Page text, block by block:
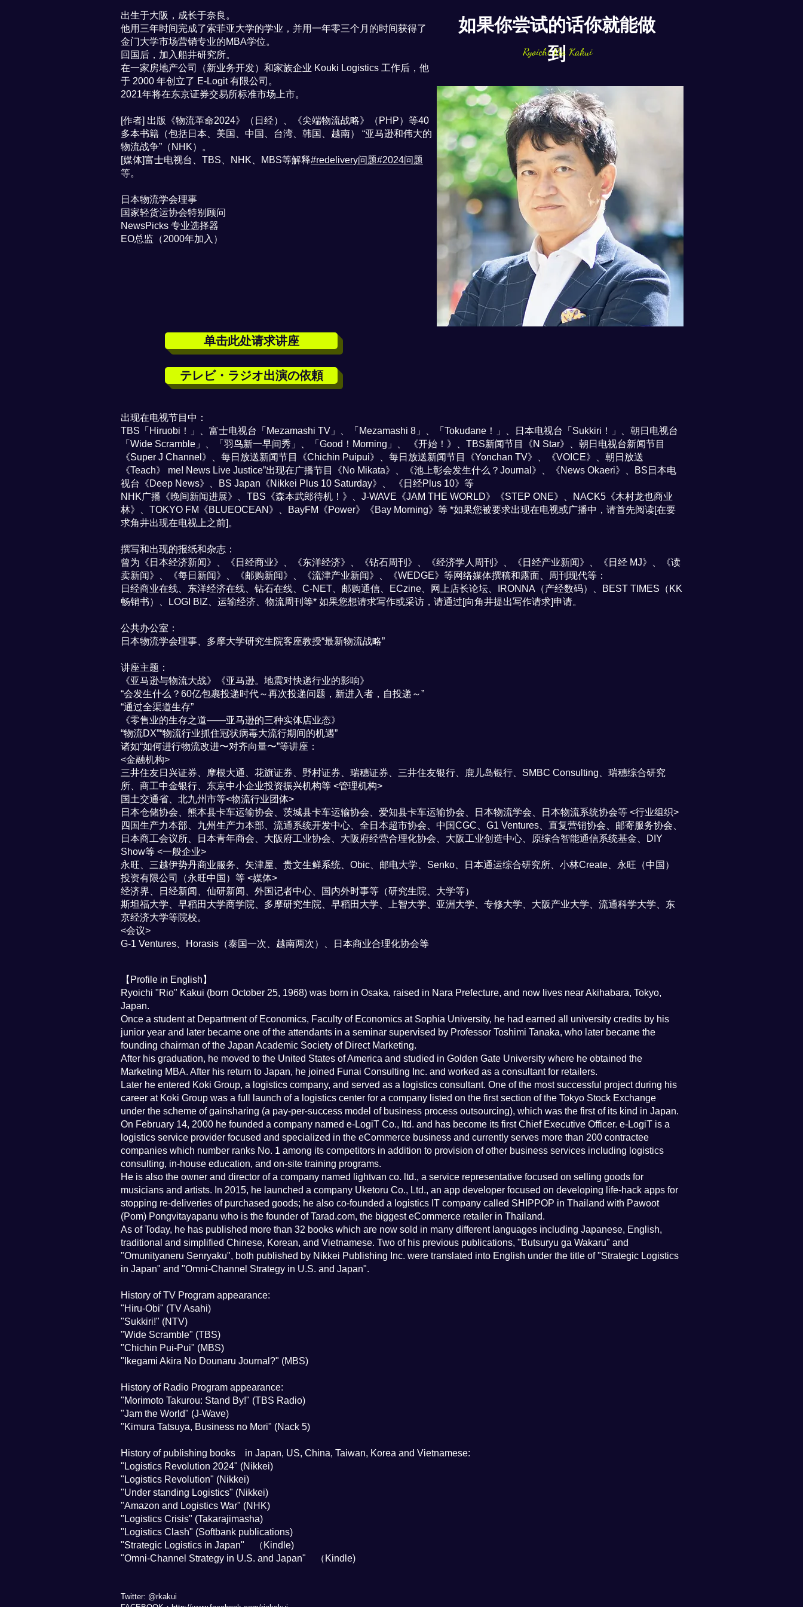
出生于大阪，成长于奈良。
他用三年时间完成了索菲亚大学的学业，并用一年零三个月的时间获得了
金门大学市场营销专业的MBA学位。
回国后，加入船井研究所。
在一家房地产公司（新业务开发）和家族企业 Kouki Logistics 工作后，他
于 2000 年创立了 E-Logit 有限公司。
2021年将在东京证券交易所标准市场上市。
[作者] 出版《物流革命2024》（日经）、《尖端物流战略》（PHP）等40
多本书籍（包括日本、美国、中国、台湾、韩国、越南） “亚马逊和伟大的
物流战争”（NHK）。
[媒体]富士电视台、TBS、NHK、MBS等解释#redelivery问题#2024问题
等。
日本物流学会理事
国家轻货运协会特别顾问
NewsPicks 专业选择器
EO总监（2000年加入）
如果你尝试的话你就能做
到
Ryoichi Rio Kakui
单击此处请求讲座
テレビ・ラジオ出演の依頼
出现在电视节目中：
TBS「Hiruobi！」、富士电视台「Mezamashi TV」、「Mezamashi 8」、「Tokudane！」、日本电视台「Sukkiri！」、朝日电视台
「Wide Scramble」、「羽鸟新一早间秀」、「Good！Morning」、 《开始！》、TBS新闻节目《N Star》、朝日电视台新闻节目
《Super J Channel》、每日放送新闻节目《Chichin Puipui》、每日放送新闻节目《Yonchan TV》、《VOICE》、朝日放送
《Teach》 me! News Live Justice”出现在广播节目《No Mikata》、《池上彰会发生什么？Journal》、《News Okaeri》、BS日本电
视台《Deep News》、BS Japan《Nikkei Plus 10 Saturday》、 《日经Plus 10》等
NHK广播《晚间新闻进展》、TBS《森本武郎待机！》、J-WAVE《JAM THE WORLD》《STEP ONE》、NACK5《木村龙也商业
林》、TOKYO FM《BLUEOCEAN》、BayFM《Power》《Bay Morning》等 *如果您被要求出现在电视或广播中，请首先阅读[在要
求角井出现在电视上之前]。
撰写和出现的报纸和杂志：
曾为《日本经济新闻》、《日经商业》、《东洋经济》、《钻石周刊》、《经济学人周刊》、《日经产业新闻》、《日经 MJ》、《读
卖新闻》、《每日新闻》、《邮购新闻》、《流津产业新闻》、《WEDGE》等网络媒体撰稿和露面、周刊现代等：
日经商业在线、东洋经济在线、钻石在线、C-NET、邮购通信、ECzine、网上店长论坛、IRONNA（产经数码）、BEST TIMES（KK
畅销书）、LOGI BIZ、运输经济、物流周刊等* 如果您想请求写作或采访，请通过[向角井提出写作请求]申请。
公共办公室：
日本物流学会理事、多摩大学研究生院客座教授“最新物流战略”
讲座主题：
《亚马逊与物流大战》《亚马逊。地震对快递行业的影响》
“会发生什么？60亿包裹投递时代～再次投递问题，新进入者，自投递～”
“通过全渠道生存”
《零售业的生存之道——亚马逊的三种实体店业态》
“物流DX”“物流行业抓住冠状病毒大流行期间的机遇”
诸如“如何进行物流改进〜对齐向量〜”等讲座：
<金融机构>
三井住友日兴证券、摩根大通、花旗证券、野村证券、瑞穗证券、三井住友银行、鹿儿岛银行、SMBC Consulting、瑞穗综合研究
所、商工中金银行、东京中小企业投资振兴机构等 <管理机构>
国土交通省、北九州市等<物流行业团体>
日本仓储协会、熊本县卡车运输协会、茨城县卡车运输协会、爱知县卡车运输协会、日本物流学会、日本物流系统协会等 <行业组织>
四国生产力本部、九州生产力本部、流通系统开发中心、全日本超市协会、中国CGC、G1 Ventures、直复营销协会、邮寄服务协会、
日本商工会议所、日本青年商会、大阪府工业协会、大阪府经营合理化协会、大阪工业创造中心、原综合智能通信系统基金、DIY
Show等 <一般企业>
永旺、三越伊势丹商业服务、矢津屋、贵文生鲜系统、Obic、邮电大学、Senko、日本通运综合研究所、小林Create、永旺（中国）
投资有限公司（永旺中国）等 <媒体>
经济界、日经新闻、仙研新闻、外国记者中心、国内外时事等（研究生院、大学等）
斯坦福大学、早稻田大学商学院、多摩研究生院、早稻田大学、上智大学、亚洲大学、专修大学、大阪产业大学、流通科学大学、东
京经济大学等院校。
<会议>
G-1 Ventures、Horasis（泰国一次、越南两次）、日本商业合理化协会等
​【Profile in English】
Ryoichi "Rio" Kakui (born October 25, 1968) was born in Osaka, raised in Nara Prefecture, and now lives near Akihabara, Tokyo,
Japan.
Once a student at Department of Economics, Faculty of Economics at Sophia University, he had earned all university credits by his
junior year and later became one of the attendants in a seminar supervised by Professor Toshimi Tanaka, who later became the
founding chairman of the Japan Academic Society of Direct Marketing.
After his graduation, he moved to the United States of America and studied in Golden Gate University where he obtained the
Marketing MBA. After his return to Japan, he joined Funai Consulting Inc. and worked as a consultant for retailers.
Later he entered Koki Group, a logistics company, and served as a logistics consultant. One of the most successful project during his
career at Koki Group was a full launch of a logistics center for a company listed on the first section of the Tokyo Stock Exchange
under the scheme of gainsharing (a pay-per-success model of business process outsourcing), which was the first of its kind in Japan.
On February 14, 2000 he founded a company named e-LogiT Co., ltd. and has become its first Chief Executive Officer. e-LogiT is a
logistics service provider focused and specialized in the eCommerce business and currently serves more than 200 contractee
companies which number ranks No. 1 among its competitors in addition to provision of other business services including logistics
consulting, in-house education, and on-site training programs.
He is also the owner and director of a company named lightvan co. ltd., a service representative focused on selling goods for
musicians and artists. In 2015, he launched a company Uketoru Co., Ltd., an app developer focused on developing life-hack apps for
stopping re-deliveries of purchased goods; he also co-founded a logistics IT company called SHIPPOP in Thailand with Pawoot
(Pom) Pongvitayapanu who is the founder of Tarad.com, the biggest eCommerce retailer in Thailand.
As of Today, he has published more than 32 books which are now sold in many different languages including Japanese, English,
traditional and simplified Chinese, Korean, and Vietnamese. Two of his previous publications, "Butsuryu ga Wakaru" and
"Omunityaneru Senryaku", both published by Nikkei Publishing Inc. were translated into English under the title of "Strategic Logistics
in Japan" and "Omni-Channel Strategy in U.S. and Japan".
History of TV Program appearance:
"Hiru-Obi" (TV Asahi)
"Sukkiri!" (NTV)
"Wide Scramble" (TBS)
"Chichin Pui-Pui" (MBS)
"Ikegami Akira No Dounaru Journal?" (MBS)
History of Radio Program appearance:
"Morimoto Takurou: Stand By!" (TBS Radio)
"Jam the World" (J-Wave)
"Kimura Tatsuya, Business no Mori" (Nack 5)
History of publishing books in Japan, US, China, Taiwan, Korea and Vietnamese:
"Logistics Revolution 2024" (Nikkei)
"Logistics Revolution" (Nikkei)
"Under standing Logistics" (Nikkei)
"Amazon and Logistics War" (NHK)
"Logistics Crisis" (Takarajimasha)
"Logistics Clash" (Softbank publications)
"Strategic Logistics in Japan" （Kindle)
"Omni-Channel Strategy in U.S. and Japan" （Kindle)
Twitter: @rkakui